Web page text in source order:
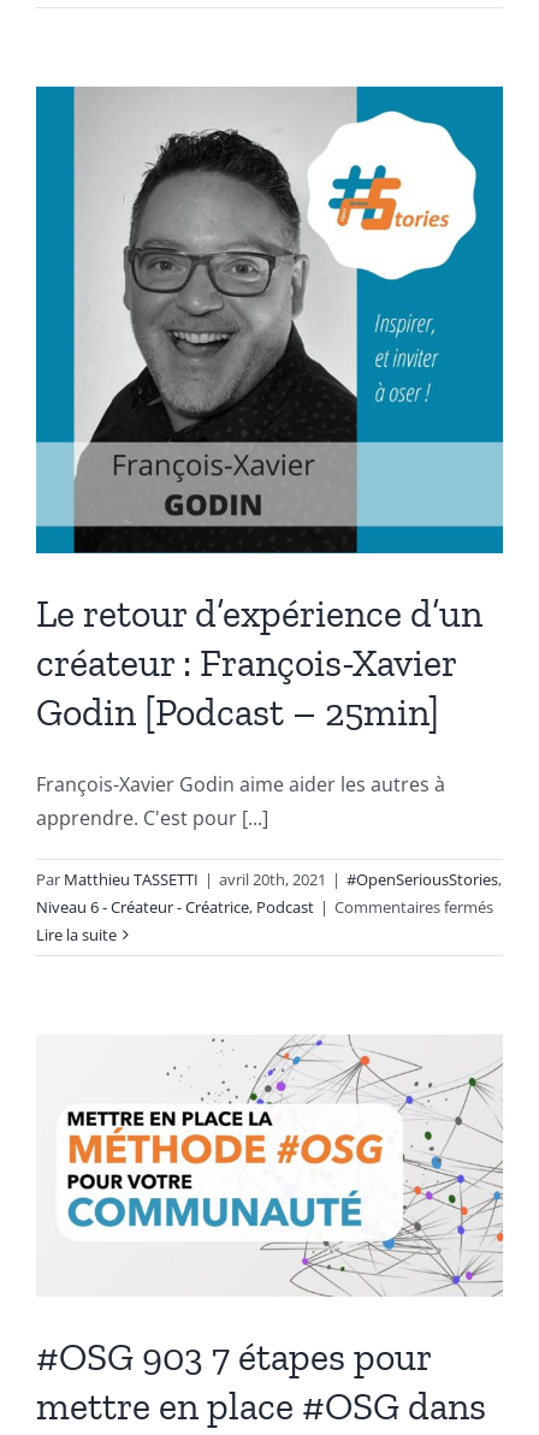
Forum
Comparaison
Le retour d’expérience d’un
créateur : François-Xavier
Godin [Podcast – 25min]
François-Xavier Godin aime aider les autres à
apprendre. C'est pour [...]
Par Matthieu TASSETTI | avril 20th, 2021 | #OpenSeriousStories,
Niveau 6 - Créateur - Créatrice, Podcast | Commentaires ferméssur
retour
:
Xavier
–
Lire la suite
#OSG 903 7 étapes pour
mettre en place #OSG dans